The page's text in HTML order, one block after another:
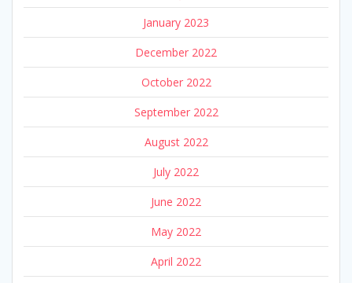
January 2023
December 2022
October 2022
September 2022
August 2022
July 2022
June 2022
May 2022
April 2022